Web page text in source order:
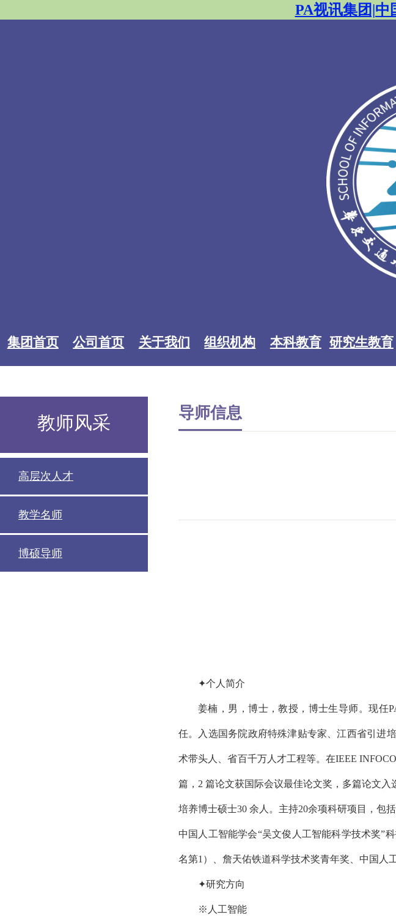
PA视讯集团|中
集团首页 公司首页 关于我们 组织机构 本科教育 研究生教育
教师风采
高层次人才
教学名师
博硕导师
导师信息
✦个人简介
姜楠，男，博士，教授，博士生导师。现任
任。入选国务院政府特殊津贴专家、江西省引进
术带头人、省百千万人才工程等。在IEEE
篇，2 篇论文获国际会议最佳论文奖，多篇论文入
培养博士硕士30 余人。主持20余项科研项目，包
中国人工智能学会“吴文俊人工智能科学技术奖”
名第1）、詹天佑铁道科学技术奖青年奖、 中国人
✦研究方向
※人工智能